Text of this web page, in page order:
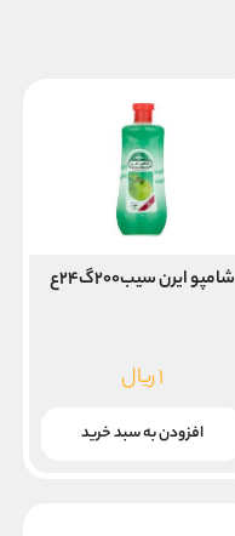
شامپو ایرن سیب۲۰۰گ۲۴ع
۱ریال
افزودن به سبد خرید